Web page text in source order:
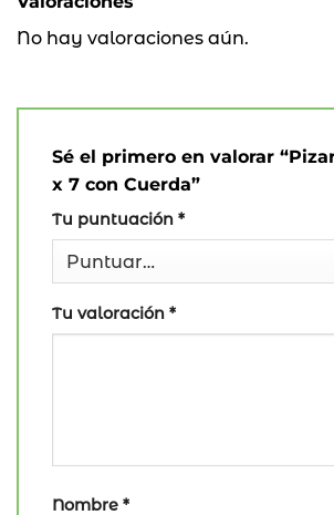
No hay valoraciones aún.
Sé el primero en valorar
x 7 con Cuerda”
Tu puntuación *
Tu valoración *
Nombre *